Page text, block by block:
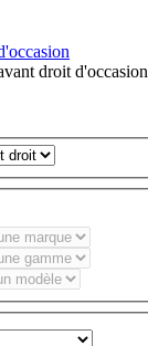
droit d'occasion